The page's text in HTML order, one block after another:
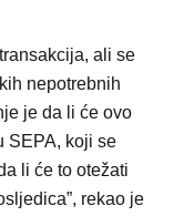
ali se
nepotrebnih
je da li će ovo
SEPA, koji se
li će to otežati
rekao je